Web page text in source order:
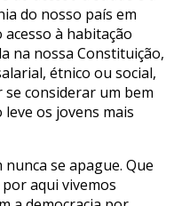
do nosso país em
à habitação
na nossa Constituição,
étnico ou social,
considerar um bem
os jovens mais
se apague. Que
aqui vivemos